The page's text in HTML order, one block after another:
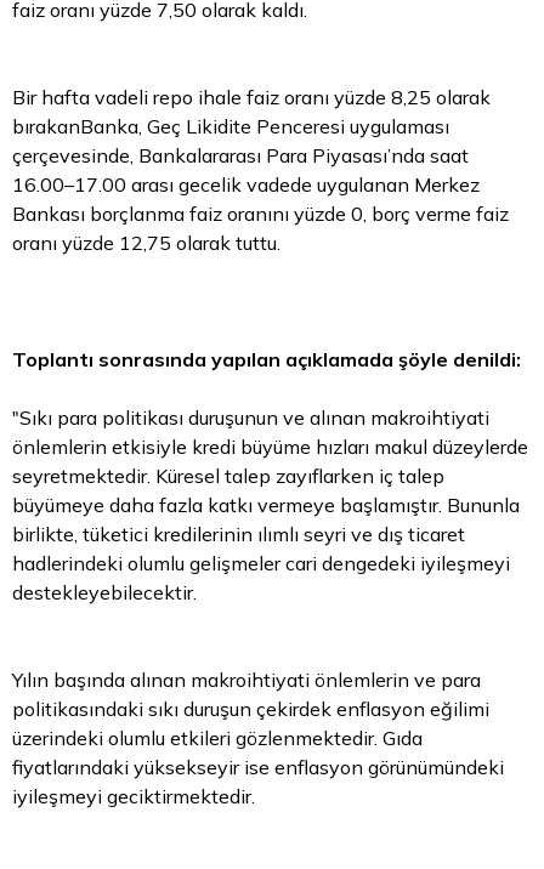
faiz oranı yüzde 7,50 olarak kaldı.
Bir hafta vadeli repo ihale faiz oranı yüzde 8,25 olarak
bırakanBanka, Geç Likidite Penceresi uygulaması
çerçevesinde, Bankalararası Para Piyasası’nda saat
16.00–17.00 arası gecelik vadede uygulanan Merkez
Bankası borçlanma faiz oranını yüzde 0, borç verme faiz
oranı yüzde 12,75 olarak tuttu.
Toplantı sonrasında yapılan açıklamada şöyle denildi:
"Sıkı para politikası duruşunun ve alınan makroihtiyati
önlemlerin etkisiyle kredi büyüme hızları makul düzeylerde
seyretmektedir. Küresel talep zayıflarken iç talep
büyümeye daha fazla katkı vermeye başlamıştır. Bununla
birlikte, tüketici kredilerinin ılımlı seyri ve dış ticaret
hadlerindeki olumlu gelişmeler cari dengedeki iyileşmeyi
destekleyebilecektir.
Yılın başında alınan makroihtiyati önlemlerin ve para
politikasındaki sıkı duruşun çekirdek enflasyon eğilimi
üzerindeki olumlu etkileri gözlenmektedir. Gıda
fiyatlarındaki yüksekseyir ise enflasyon görünümündeki
iyileşmeyi geciktirmektedir.